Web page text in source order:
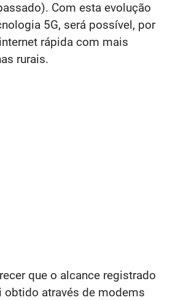
Com esta evolução
5G, será possível, por
rápida com mais
rurais.
que o alcance registrado
obtido através de modems